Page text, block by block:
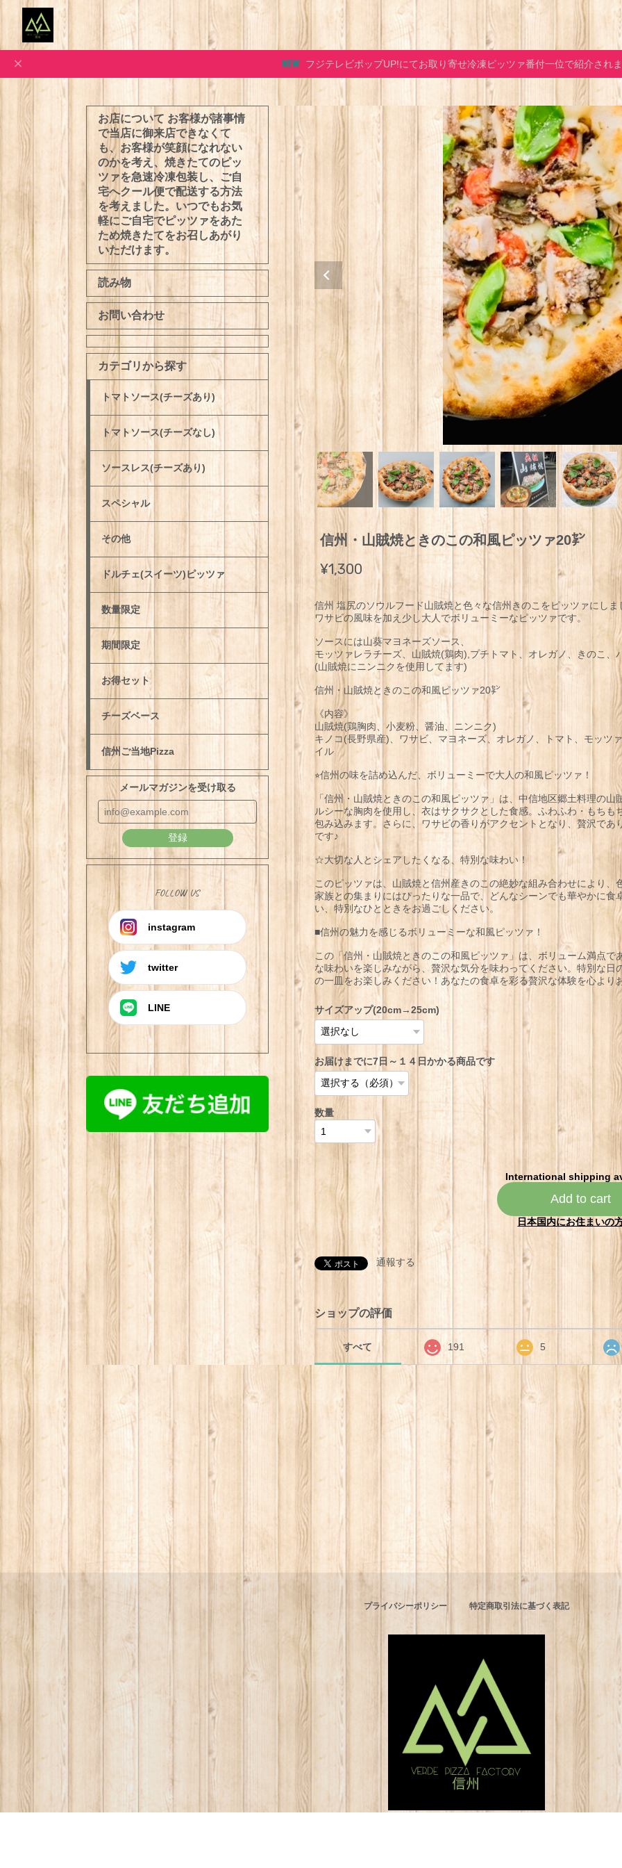
フジテレビポップUP!にてお取り寄せ冷凍ピッツァ番付一位で紹介され
お店について お客様が諸事情
で当店に御来店できなくて
も、お客様が笑顔になれない
のかを考え、焼きたてのピッ
ツァを急速冷凍包装し、ご自
宅へクール便で配送する方法
を考えました。いつでもお気
軽にご自宅でピッツァをあた
ため焼きたてをお召しあがり
いただけます。
読み物
お問い合わせ
カテゴリから探す
トマトソース(チーズあり)
トマトソース(チーズなし)
ソースレス(チーズあり)
スペシャル
その他
ドルチェ(スイーツ)ピッツァ
数量限定
期間限定
お得セット
チーズベース
信州ご当地Pizza
メールマガジンを受け取る
登録
FOLLOW US
instagram
twitter
LINE
信州・山賊焼ときのこの和風ピッツァ20㌢
¥1,300
信州 塩尻のソウルフード山賊焼と色々な信州きのこをピッツァにしま
ワサビの風味を加え少し大人でボリューミーなピッツァです。
ソースには山葵マヨネーズソース、
モッツァレラチーズ、山賊焼(鶏肉),プチトマト、オレガノ、きのこ、
(山賊焼にニンニクを使用してます)
信州・山賊焼ときのこの和風ピッツァ20㌢
《内容》
山賊焼(鶏胸肉、小麦粉、醤油、ニンニク)
キノコ(長野県産)、ワサビ、マヨネーズ、オレガノ、トマト、モッツ
イル
⭐︎信州の味を詰め込んだ、ボリューミーで大人の和風ピッツァ！
「信州・山賊焼ときのこの和風ピッツァ」は、中信地区郷土料理の
ルシーな胸肉を使用し、衣はサクサクとした食感。ふわふわ・もち
包み込みます。さらに、ワサビの香りがアクセントとなり、贅沢で
です♪
☆大切な人とシェアしたくなる、特別な味わい！
このピッツァは、山賊焼と信州産きのこの絶妙な組み合わせにより
家族との集まりにはぴったりな一品で、どんなシーンでも華やかに
い、特別なひとときをお過ごしください。
■信州の魅力を感じるボリューミーな和風ピッツァ！
この「信州・山賊焼ときのこの和風ピッツァ」は、ボリューム満点
な味わいを楽しみながら、贅沢な気分を味わってください。特別な
の一皿をお楽しみください！あなたの食卓を彩る贅沢な体験を心より
サイズアップ(20cm→25cm)
お届けまでに7日～１４日かかる商品です
数量
International shipping
Add to cart
日本国内にお住まいの
通報する
ショップの評価
すべて 191 5
プライバシーポリシー 特定商取引法に基づく表記